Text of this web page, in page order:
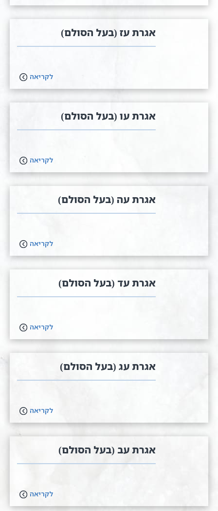
אגרת עז (בעל הסולם)
לקריאה
אגרת עו (בעל הסולם)
לקריאה
אגרת עה (בעל הסולם)
לקריאה
אגרת עד (בעל הסולם)
לקריאה
אגרת עג (בעל הסולם)
לקריאה
אגרת עב (בעל הסולם)
לקריאה